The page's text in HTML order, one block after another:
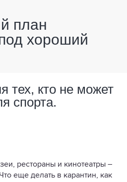
план
хороший
тех, кто не может
спорта.
рестораны и кинотеатры –
еще делать в карантин, как